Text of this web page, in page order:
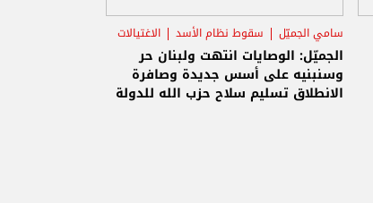
سامي الجميّل سقوط نظام الأسد الاغتيالات
الجميّل: الوصايات انتهت ولبنان حر
وسنبنيه على أسس جديدة وصافرة
الانطلاق تسليم سلاح حزب الله للدولة